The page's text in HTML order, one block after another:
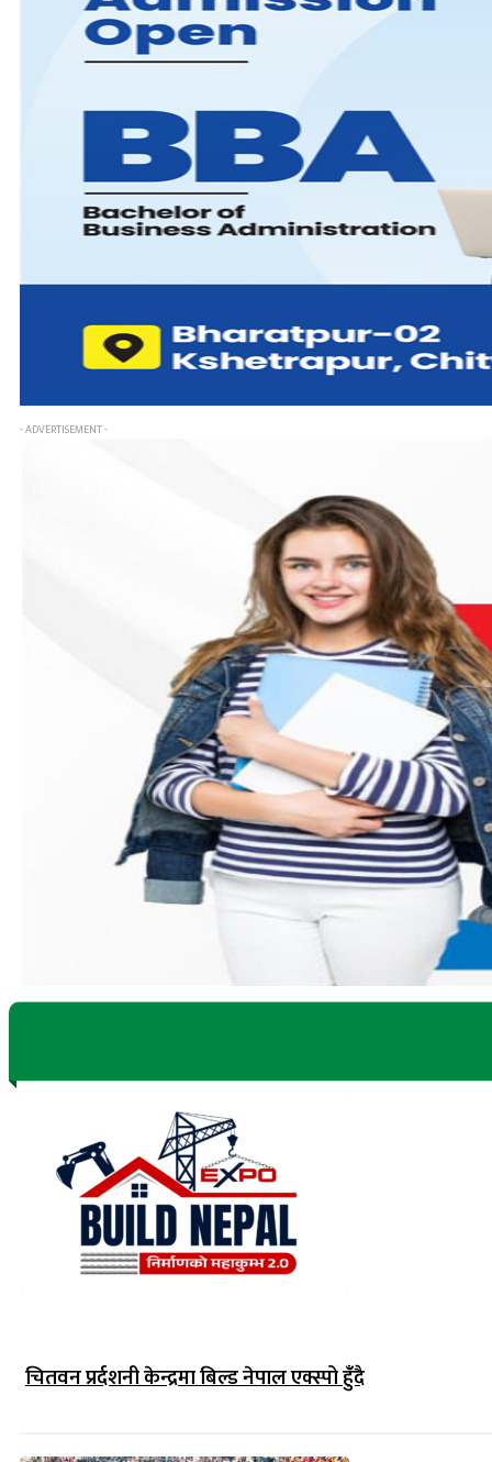
- ADVERTISEMENT -
चितवन प्रर्दशनी केन्द्रमा बिल्ड नेपाल एक्स्पो हुंँदै